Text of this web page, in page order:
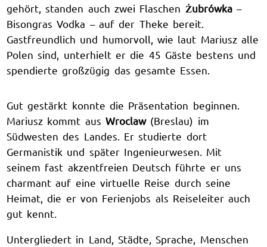
gehört, standen auch zwei Flaschen Żubrówka–
Bisongras Vodka – auf der Theke bereit.
Gastfreundlich und humorvoll, wie laut Mariusz alle
Polen sind, unterhielt er die 45 Gäste bestens und
spendierte großzügig das gesamte Essen.
Gut gestärkt konnte die Präsentation beginnen.
Mariusz kommt aus Wroclaw(Breslau) im
Südwesten des Landes. Er studierte dort
Germanistik und später Ingenieurwesen. Mit
seinem fast akzentfreien Deutsch führte er uns
charmant auf eine virtuelle Reise durch seine
Heimat, die er von Ferienjobs als Reiseleiter auch
gut kennt.
Untergliedert in Land, Städte, Sprache, Menschen